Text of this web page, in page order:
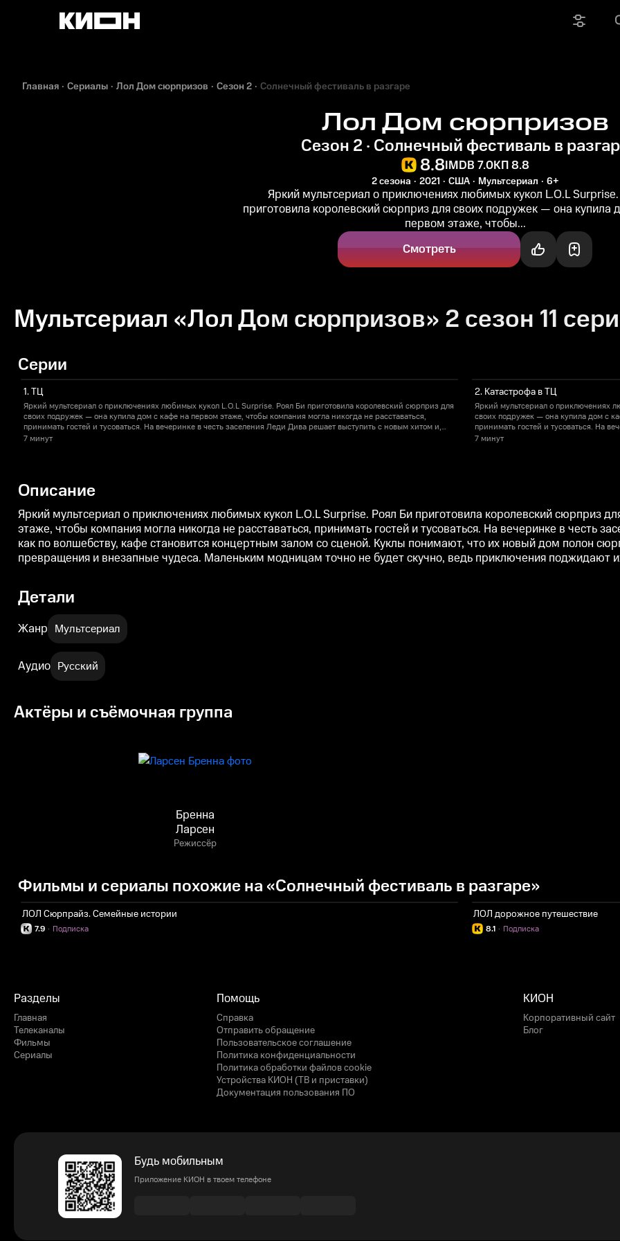
Главная Сериалы Лол Дом сюрпризов Сезон 2 Солнечный фестиваль в разгаре
Лол Дом сюрпризов
Сезон 2 · Солнечный фестиваль в
8.8IMDB 7.0КП 8.8
2 сезона 2021 США Мультсериал 6+
Яркий мультсериал о приключениях любимых кукол L.O.L
приготовила королевский сюрприз для своих подружек — она купила
первом этаже, чтобы...
Смотреть
Мультсериал «Лол Дом сюрпризов» 2 сезон 11
Серии
1. ТЦ
Яркий мультсериал о приключениях любимых кукол L.O.L Surprise. Роял Би приготовила королевский сюрприз для
своих подружек — она купила дом с кафе на первом этаже, чтобы компания могла никогда не расставаться,
принимать гостей и тусоваться. На вечеринке в честь заселения Леди Дива решает выступить с новым хитом и,
как по волшебству, кафе становится концертным залом со сценой. Куклы понимают, что их новый дом полон
7 минут
2. Катастрофа в ТЦ
Яркий мультсериал о приключениях
своих подружек — она купила дом с
принимать гостей и тусоваться. На
как по волшебству, кафе становится
7 минут
Описание
Яркий мультсериал о приключениях любимых кукол L.O.L Surprise. Роял Би приготовила королевский сюрприз
этаже, чтобы компания могла никогда не расставаться, принимать гостей и тусоваться. На вечеринке в честь
как по волшебству, кафе становится концертным залом со сценой. Куклы понимают, что их новый дом полон
превращения и внезапные чудеса. Маленьким модницам точно не будет скучно, ведь приключения поджидают
Детали
Жанр Мультсериал
Аудио Русский
Актёры и съёмочная группа
Бренна
Ларсен
Режиссёр
Фильмы и сериалы похожие на «Солнечный фестиваль в разгаре»
ЛОЛ Сюрпрайз. Семейные истории
7.9 Подписка
·
ЛОЛ дорожное путешествие
8.1 Подписка
·
Разделы
Главная
Телеканалы
Фильмы
Сериалы
Помощь
Справка
Отправить обращение
Пользовательское соглашение
Политика конфиденциальности
Политика обработки файлов cookie
Устройства КИОН (ТВ и приставки)
Документация пользования ПО
КИОН
Корпоративный сайт
Блог
Будь мобильным
Приложение КИОН в твоем телефоне